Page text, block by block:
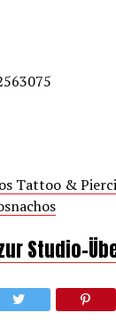
Tattoo &
Studio-